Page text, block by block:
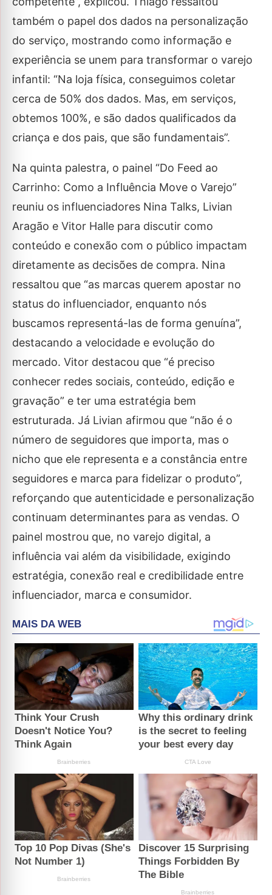
também o papel dos dados na personalização
do serviço, mostrando como informação e
experiência se unem para transformar o varejo
infantil: “Na loja física, conseguimos coletar
cerca de 50% dos dados. Mas, em serviços,
obtemos 100%, e são dados qualificados da
criança e dos pais, que são fundamentais”.
Na quinta palestra, o painel “Do Feed ao
Carrinho: Como a Influência Move o Varejo”
reuniu os influenciadores Nina Talks, Livian
Aragão e Vitor Halle para discutir como
conteúdo e conexão com o público impactam
diretamente as decisões de compra. Nina
ressaltou que “as marcas querem apostar no
status do influenciador, enquanto nós
buscamos representá-las de forma genuína”,
destacando a velocidade e evolução do
mercado. Vitor destacou que “é preciso
conhecer redes sociais, conteúdo, edição e
gravação” e ter uma estratégia bem
estruturada. Já Livian afirmou que “não é o
número de seguidores que importa, mas o
nicho que ele representa e a constância entre
seguidores e marca para fidelizar o produto”,
reforçando que autenticidade e personalização
continuam determinantes para as vendas. O
painel mostrou que, no varejo digital, a
influência vai além da visibilidade, exigindo
estratégia, conexão real e credibilidade entre
influenciador, marca e consumidor.